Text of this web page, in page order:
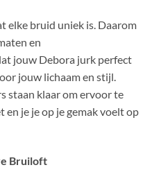
elke bruid uniek is. Daarom
en
jouw Debora jurk perfect
jouw lichaam en stijl.
staan klaar om ervoor te
en je je op je gemak voelt op
Bruiloft